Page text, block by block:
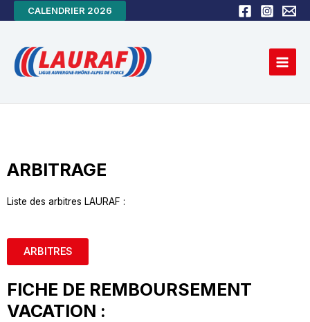
au
CALENDRIER 2026
Menu
ARBITRAGE
Liste des arbitres LAURAF :
ARBITRES
FICHE DE REMBOURSEMENT
VACATION :